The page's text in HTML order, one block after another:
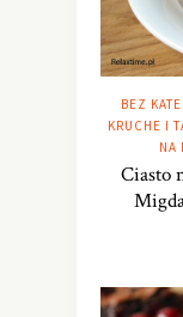
BEZ
KRUCHE I
NA
Ciasto